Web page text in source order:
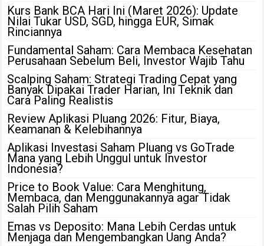
Kurs Bank BCA Hari Ini (Maret 2026): Update
Nilai Tukar USD, SGD, hingga EUR, Simak
Rinciannya
Fundamental Saham: Cara Membaca Kesehatan
Perusahaan Sebelum Beli, Investor Wajib Tahu
Scalping Saham: Strategi Trading Cepat yang
Banyak Dipakai Trader Harian, Ini Teknik dan
Cara Paling Realistis
Review Aplikasi Pluang 2026: Fitur, Biaya,
Keamanan & Kelebihannya
Aplikasi Investasi Saham Pluang vs GoTrade
Mana yang Lebih Unggul untuk Investor
Indonesia?
Price to Book Value: Cara Menghitung,
Membaca, dan Menggunakannya agar Tidak
Salah Pilih Saham
Emas vs Deposito: Mana Lebih Cerdas untuk
Menjaga dan Mengembangkan Uang Anda?